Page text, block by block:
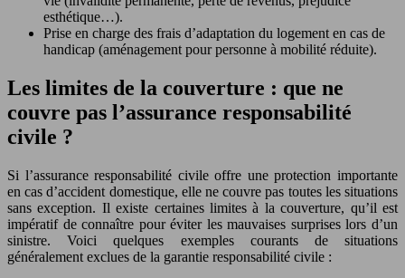
esthétique…).
Prise en charge des frais d’adaptation du logement en cas de
handicap (aménagement pour personne à mobilité réduite).
Les limites de la couverture : que ne
couvre pas l’assurance responsabilité
civile ?
Si l’assurance responsabilité civile offre une protection importante
en cas d’accident domestique, elle ne couvre pas toutes les situations
sans exception. Il existe certaines limites à la couverture, qu’il est
impératif de connaître pour éviter les mauvaises surprises lors d’un
sinistre. Voici quelques exemples courants de situations
généralement exclues de la garantie responsabilité civile :